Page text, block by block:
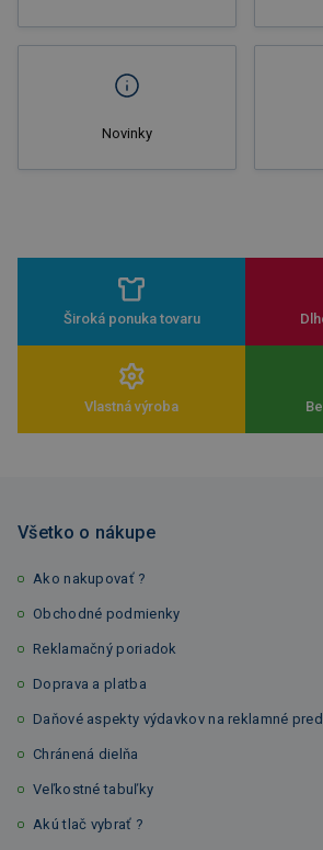
Novinky
Široká ponuka tovaru
Vlastná výroba
Všetko o nákupe
Ako nakupovať ?
Obchodné podmienky
Reklamačný poriadok
Doprava a platba
Daňové aspekty výdavkov na reklamné
Chránená dielňa
Veľkostné tabuľky
Akú tlač vybrať ?